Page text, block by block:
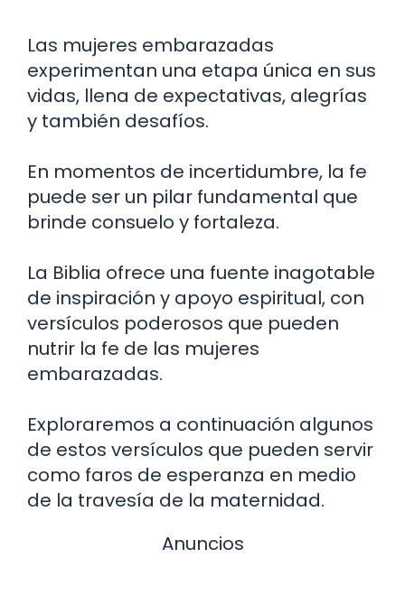
Las mujeres embarazadas
experimentan una etapa única en sus
vidas, llena de expectativas, alegrías
y también desafíos.
En momentos de incertidumbre, la fe
puede ser un pilar fundamental que
brinde consuelo y fortaleza.
La Biblia ofrece una fuente inagotable
de inspiración y apoyo espiritual, con
versículos poderosos que pueden
nutrir la fe de las mujeres
embarazadas.
Exploraremos a continuación algunos
de estos versículos que pueden servir
como faros de esperanza en medio
de la travesía de la maternidad.
Anuncios